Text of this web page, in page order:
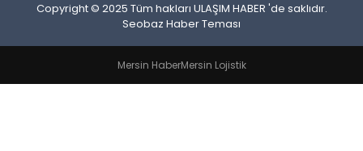
Copyright © 2025 Tüm hakları ULAŞIM HABER 'de saklıdır.
Seobaz Haber Teması
Mersin HaberMersin Lojistik